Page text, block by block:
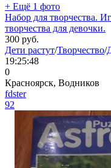
+ Ещё 1 фото
Набор для творчества.
творчества для девочки.
300 руб.
Дети растут/Творчество/
19:25:48
0
Красноярск, Водников
fdster
92